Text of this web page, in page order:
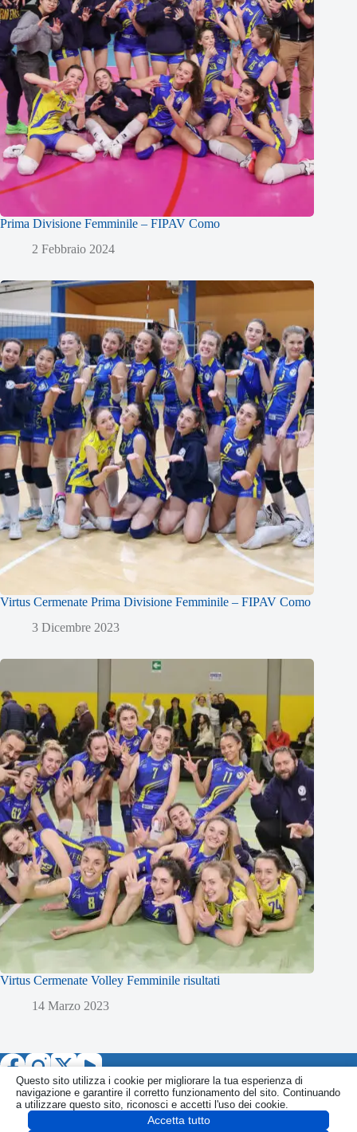
Prima Divisione Femminile – FIPAV Como
2 Febbraio 2024
Virtus Cermenate Prima Divisione Femminile – FIPAV Como
3 Dicembre 2023
Virtus Cermenate Volley Femminile risultati
14 Marzo 2023
Politica Privacy
Questo sito utilizza i cookie per migliorare la tua esperienza di
navigazione e garantire il corretto funzionamento del sito. Continuando
a utilizzare questo sito, riconosci e accetti l'uso dei cookie.
Accetta tutto